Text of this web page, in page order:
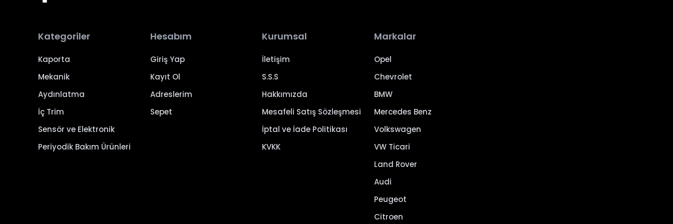
Kategoriler
Kaporta
Mekanik
Aydınlatma
İç Trim
Sensör ve Elektronik
Periyodik Bakım Ürünleri
Hesabım
Giriş Yap
Kayıt Ol
Adreslerim
Sepet
Kurumsal
İletişim
S.S.S
Hakkımızda
Mesafeli Satış Sözleşmesi
İptal ve İade Politikası
KVKK
Markalar
Opel
Chevrolet
BMW
Mercedes Benz
Volkswagen
VW Ticari
Land Rover
Audi
Peugeot
Citroen